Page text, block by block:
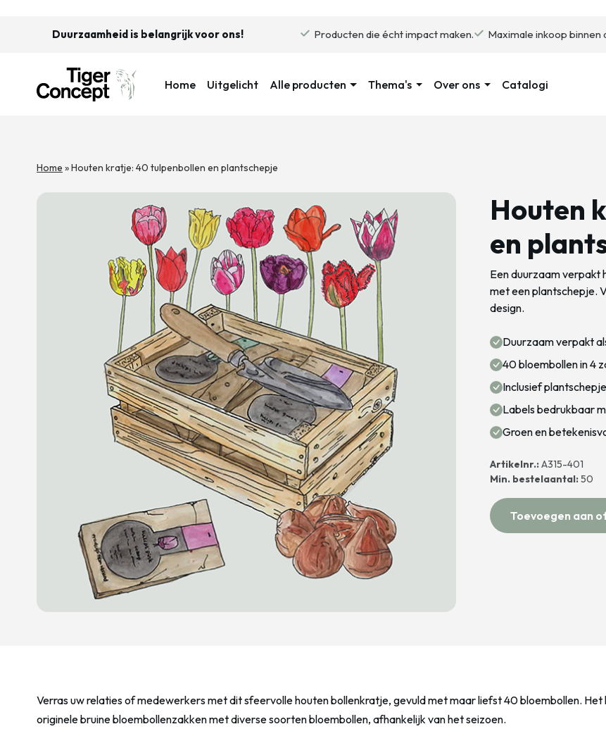
Duurzaamheid is belangrijk voor ons! Producten die écht impact maken. Maximale inkoop binnen
Home Uitgelicht Alle producten Thema's Over ons Catalogi
Home »Houten kratje: 40 tulpenbollen en plantschepje
Houten
en
Een duurzaam verpakt
met een plantschepje.
design.
Duurzaam verpakt
40 bloembollen in 4
Inclusief
Labels bedrukbaar
Groen en
Artikelnr.:A315-401
Min. bestelaantal:50
Toevoegen aan
Verras uw relaties of medewerkers met dit sfeervolle houten bollenkratje, gevuld met maar liefst 40 bloembollen.
originele bruine bloembollenzakken met diverse soorten bloembollen, afhankelijk van het seizoen.